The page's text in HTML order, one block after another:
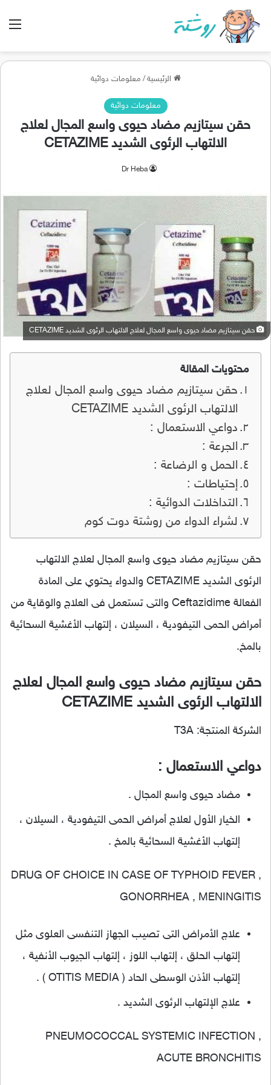
الرئيسية / معلومات دوائية
معلومات دوائية
حقن سيتازيم مضاد حيوى واسع المجال لعلاج
الالتهاب الرئوى الشديد CETAZIME
Dr Heba
حقن سيتازيم مضاد حيوى واسع المجال لعلاج الالتهاب الرئوى الشديد CETAZIME
محتويات المقالة
حقن سيتازيم مضاد حيوى واسع المجال لعلاج
الالتهاب الرئوى الشديد CETAZIME
دواعي الاستعمال :
الجرعة :
الحمل و الرضاعة :
إحتياطات :
التداخلات الدوائية :
لشراء الدواء من روشتة دوت كوم
حقن سيتازيم مضاد حيوى واسع المجال لعلاج الالتهاب
الرئوى الشديد CETAZIME والدواء يحتوي على المادة
الفعالة Ceftazidime والتى تستعمل فى العلاج والوقاية من
أمراض الحمى التيفودية ، السيلان ، إلتهاب الأغشية السحائية
بالمخ.
حقن سيتازيم مضاد حيوى واسع المجال لعلاج
الالتهاب الرئوى الشديد CETAZIME
الشركة المنتجة: T3A
دواعي الاستعمال :
مضاد حيوى واسع المجال .
الخيار الأول لعلاج أمراض الحمى التيفودية ، السيلان ،
إلتهاب الأغشية السحائية بالمخ .
DRUG OF CHOICE IN CASE OF TYPHOID FEVER ,
GONORRHEA , MENINGITIS
علاج الأمراض التى تصيب الجهاز التنفسى العلوى مثل
إلتهاب الحلق ، إلتهاب اللوز ، إلتهاب الجيوب الأنفية ،
إلتهاب الأذن الوسطى الحاد ( OTITIS MEDIA ) .
علاج الإلتهاب الرئوى الشديد .
PNEUMOCOCCAL SYSTEMIC INFECTION ,
ACUTE BRONCHITIS